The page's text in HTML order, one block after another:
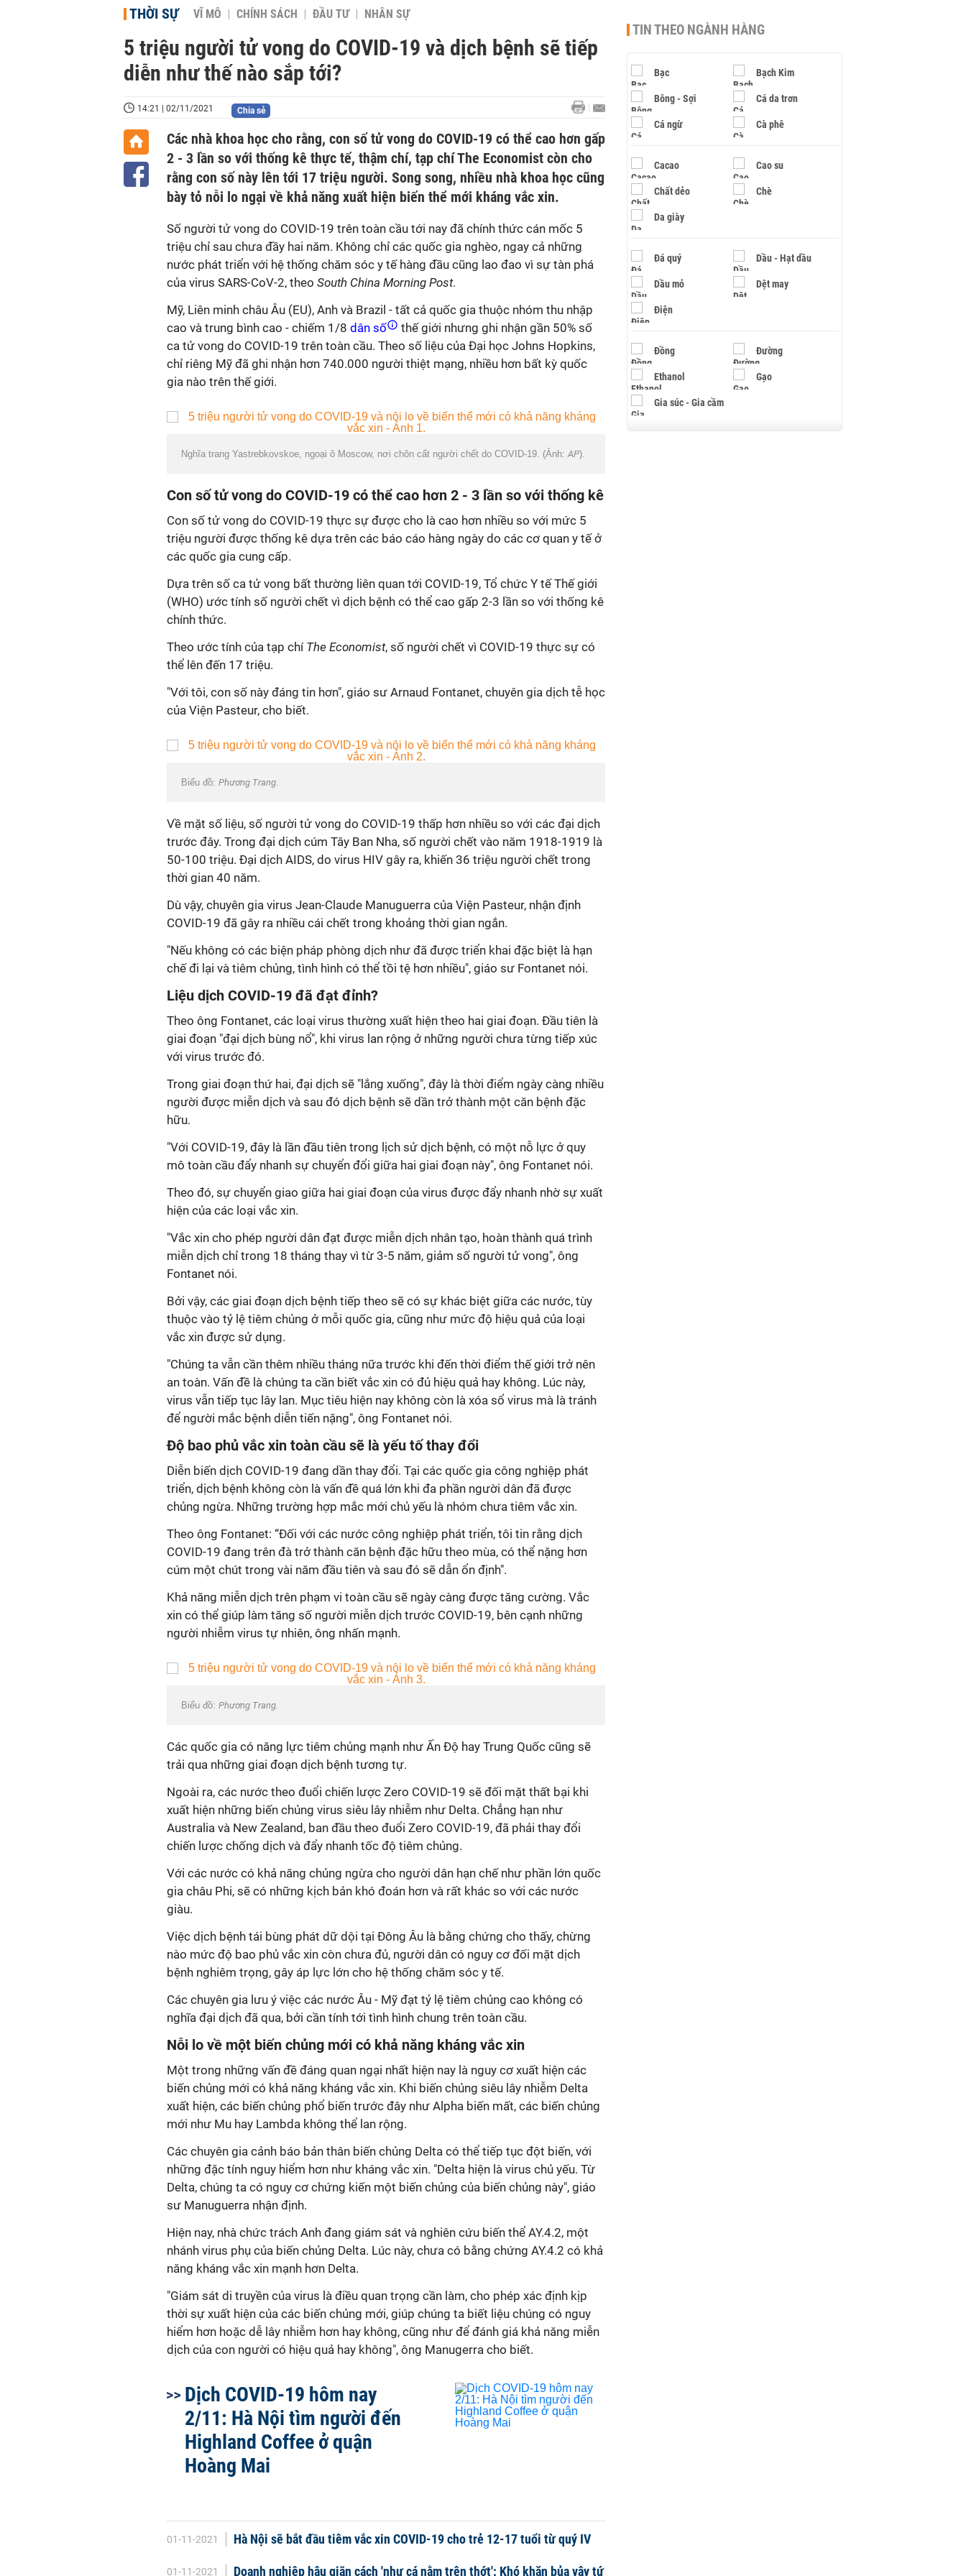
THỜI SỰ VĨ MÔ CHÍNH SÁCH ĐẦU TƯ NHÂN SỰ
5 triệu người tử vong do COVID-19 và dịch bệnh sẽ tiếp
diễn như thế nào sắp tới?
14:21 | 02/11/2021 Chia sẻ
Các nhà khoa học cho rằng, con số tử vong do COVID-19 có thể cao hơn gấp
2 - 3 lần so với thống kê thực tế, thậm chí, tạp chí The Economist còn cho
rằng con số này lên tới 17 triệu người. Song song, nhiều nhà khoa học cũng
bày tỏ nỗi lo ngại về khả năng xuất hiện biến thể mới kháng vắc xin.
Số người tử vong do COVID-19 trên toàn cầu tới nay đã chính thức cán mốc 5
triệu chỉ sau chưa đầy hai năm. Không chỉ các quốc gia nghèo, ngay cả những
nước phát triển với hệ thống chăm sóc y tế hàng đầu cũng lao đao vì sự tàn phá
của virus SARS-CoV-2, theo South China Morning Post.
Mỹ, Liên minh châu Âu (EU), Anh và Brazil - tất cả quốc gia thuộc nhóm thu nhập
cao và trung bình cao - chiếm 1/8 dân số
thế giới nhưng ghi nhận gần 50% số
ca tử vong do COVID-19 trên toàn cầu. Theo số liệu của Đại học Johns Hopkins,
chỉ riêng Mỹ đã ghi nhận hơn 740.000 người thiệt mạng, nhiều hơn bất kỳ quốc
gia nào trên thế giới.
Nghĩa trang Yastrebkovskoe, ngoại ô Moscow, nơi chôn cất người chết do COVID-19. (Ảnh:AP).
Con số tử vong do COVID-19 có thể cao hơn 2 - 3 lần so với thống kê
Con số tử vong do COVID-19 thực sự được cho là cao hơn nhiều so với mức 5
triệu người được thống kê dựa trên các báo cáo hàng ngày do các cơ quan y tế ở
các quốc gia cung cấp.
Dựa trên số ca tử vong bất thường liên quan tới COVID-19, Tổ chức Y tế Thế giới
(WHO) ước tính số người chết vì dịch bệnh có thể cao gấp 2-3 lần so với thống kê
chính thức.
Theo ước tính của tạp chí The Economist, số người chết vì COVID-19 thực sự có
thể lên đến 17 triệu.
"Với tôi, con số này đáng tin hơn", giáo sư Arnaud Fontanet, chuyên gia dịch tễ học
của Viện Pasteur, cho biết.
Biểu đồ: Phương Trang.
Về mặt số liệu, số người tử vong do COVID-19 thấp hơn nhiều so với các đại dịch
trước đây. Trong đại dịch cúm Tây Ban Nha, số người chết vào năm 1918-1919 là
50-100 triệu. Đại dịch AIDS, do virus HIV gây ra, khiến 36 triệu người chết trong
thời gian 40 năm.
Dù vậy, chuyên gia virus Jean-Claude Manuguerra của Viện Pasteur, nhận định
COVID-19 đã gây ra nhiều cái chết trong khoảng thời gian ngắn.
"Nếu không có các biện pháp phòng dịch như đã được triển khai đặc biệt là hạn
chế đi lại và tiêm chủng, tình hình có thể tồi tệ hơn nhiều", giáo sư Fontanet nói.
Liệu dịch COVID-19 đã đạt đỉnh?
Theo ông Fontanet, các loại virus thường xuất hiện theo hai giai đoạn. Đầu tiên là
giai đoạn "đại dịch bùng nổ", khi virus lan rộng ở những người chưa từng tiếp xúc
với virus trước đó.
Trong giai đoạn thứ hai, đại dịch sẽ "lắng xuống", đây là thời điểm ngày càng nhiều
người được miễn dịch và sau đó dịch bệnh sẽ dần trở thành một căn bệnh đặc
hữu.
"Với COVID-19, đây là lần đầu tiên trong lịch sử dịch bệnh, có một nỗ lực ở quy
mô toàn cầu đẩy nhanh sự chuyển đổi giữa hai giai đoạn này", ông Fontanet nói.
Theo đó, sự chuyển giao giữa hai giai đoạn của virus được đẩy nhanh nhờ sự xuất
hiện của các loại vắc xin.
"Vắc xin cho phép người dân đạt được miễn dịch nhân tạo, hoàn thành quá trình
miễn dịch chỉ trong 18 tháng thay vì từ 3-5 năm, giảm số người tử vong", ông
Fontanet nói.
Bởi vậy, các giai đoạn dịch bệnh tiếp theo sẽ có sự khác biệt giữa các nước, tùy
thuộc vào tỷ lệ tiêm chủng ở mỗi quốc gia, cũng như mức độ hiệu quả của loại
vắc xin được sử dụng.
"Chúng ta vẫn cần thêm nhiều tháng nữa trước khi đến thời điểm thế giới trở nên
an toàn. Vấn đề là chúng ta cần biết vắc xin có đủ hiệu quả hay không. Lúc này,
virus vẫn tiếp tục lây lan. Mục tiêu hiện nay không còn là xóa sổ virus mà là tránh
để người mắc bệnh diễn tiến nặng", ông Fontanet nói.
Độ bao phủ vắc xin toàn cầu sẽ là yếu tố thay đổi
Diễn biến dịch COVID-19 đang dần thay đổi. Tại các quốc gia công nghiệp phát
triển, dịch bệnh không còn là vấn đề quá lớn khi đa phần người dân đã được
chủng ngừa. Những trường hợp mắc mới chủ yếu là nhóm chưa tiêm vắc xin.
Theo ông Fontanet: “Đối với các nước công nghiệp phát triển, tôi tin rằng dịch
COVID-19 đang trên đà trở thành căn bệnh đặc hữu theo mùa, có thể nặng hơn
cúm một chút trong vài năm đầu tiên và sau đó sẽ dẫn ổn định".
Khả năng miễn dịch trên phạm vi toàn cầu sẽ ngày càng được tăng cường. Vắc
xin có thể giúp làm tăng số người miễn dịch trước COVID-19, bên cạnh những
người nhiễm virus tự nhiên, ông nhấn mạnh.
Biểu đồ: Phương Trang.
Các quốc gia có năng lực tiêm chủng mạnh như Ấn Độ hay Trung Quốc cũng sẽ
trải qua những giai đoạn dịch bệnh tương tự.
Ngoài ra, các nước theo đuổi chiến lược Zero COVID-19 sẽ đối mặt thất bại khi
xuất hiện những biến chủng virus siêu lây nhiễm như Delta. Chẳng hạn như
Australia và New Zealand, ban đầu theo đuổi Zero COVID-19, đã phải thay đổi
chiến lược chống dịch và đẩy nhanh tốc độ tiêm chủng.
Với các nước có khả năng chủng ngừa cho người dân hạn chế như phần lớn quốc
gia châu Phi, sẽ có những kịch bản khó đoán hơn và rất khác so với các nước
giàu.
Việc dịch bệnh tái bùng phát dữ dội tại Đông Âu là bằng chứng cho thấy, chừng
nào mức độ bao phủ vắc xin còn chưa đủ, người dân có nguy cơ đối mặt dịch
bệnh nghiêm trọng, gây áp lực lớn cho hệ thống chăm sóc y tế.
Các chuyên gia lưu ý việc các nước Âu - Mỹ đạt tỷ lệ tiêm chủng cao không có
nghĩa đại dịch đã qua, bởi cần tính tới tình hình chung trên toàn cầu.
Nỗi lo về một biến chủng mới có khả năng kháng vắc xin
Một trong những vấn đề đáng quan ngại nhất hiện nay là nguy cơ xuất hiện các
biến chủng mới có khả năng kháng vắc xin. Khi biến chủng siêu lây nhiễm Delta
xuất hiện, các biến chủng phổ biến trước đây như Alpha biến mất, các biến chủng
mới như Mu hay Lambda không thể lan rộng.
Các chuyên gia cảnh báo bản thân biến chủng Delta có thể tiếp tục đột biến, với
những đặc tính nguy hiểm hơn như kháng vắc xin. "Delta hiện là virus chủ yếu. Từ
Delta, chúng ta có nguy cơ chứng kiến một biến chủng của biến chủng này", giáo
sư Manuguerra nhận định.
Hiện nay, nhà chức trách Anh đang giám sát và nghiên cứu biến thể AY.4.2, một
nhánh virus phụ của biến chủng Delta. Lúc này, chưa có bằng chứng AY.4.2 có khả
năng kháng vắc xin mạnh hơn Delta.
"Giám sát di truyền của virus là điều quan trọng cần làm, cho phép xác định kịp
thời sự xuất hiện của các biến chủng mới, giúp chúng ta biết liệu chúng có nguy
hiểm hơn hoặc dễ lây nhiễm hơn hay không, cũng như để đánh giá khả năng miễn
dịch của con người có hiệu quả hay không", ông Manugerra cho biết.
Dịch COVID-19 hôm nay
2/11: Hà Nội tìm người đến
Highland Coffee ở quận
Hoàng Mai
01-11-2021 Hà Nội sẽ bắt đầu tiêm vắc xin COVID-19 cho trẻ 12-17 tuổi từ quý IV
01-11-2021 Doanh nghiệp hậu giãn cách 'như cá nằm trên thớt': Khó khăn bủa vây tứ
TIN THEO NGÀNH HÀNG
Bạc Bạch Kim
Bông - Sợi Cá da trơn
Cá ngừ Cà phê
Cacao Cao su
Chất dẻo Chè
Da giày
Đá quý Dầu - Hạt dầu
Dầu mỏ Dệt may
Điện
Đồng Đường
Ethanol Gạo
Gia súc - Gia cầm